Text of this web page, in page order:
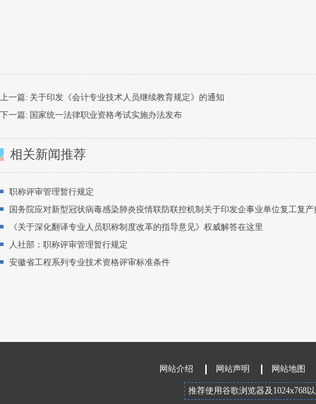
上一篇: 关于印发《会计专业技术人员继续教育规定》的通知
下一篇: 国家统一法律职业资格考试实施办法发布
相关新闻推荐
职称评审管理暂行规定
国务院应对新型冠状病毒感染肺炎疫情联防联控机制关于印发企事业单位复工复
《关于深化翻译专业人员职称制度改革的指导意见》权威解答在这里
人社部：职称评审管理暂行规定
安徽省工程系列专业技术资格评审标准条件
网站介绍 网站声明 网站地图
推荐使用谷歌浏览器及1024x768